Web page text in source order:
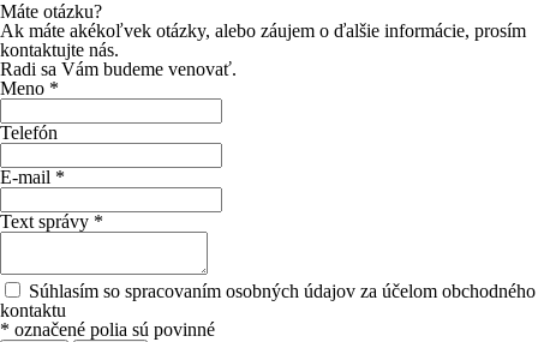
Máte otázku?
Ak máte akékoľvek otázky, alebo záujem o ďalšie informácie, prosím
kontaktujte nás.
Radi sa Vám budeme venovať.
Meno *
Telefón
E-mail *
Text správy *
Súhlasím so spracovaním osobných údajov za účelom obchodného
kontaktu
* označené polia sú povinné